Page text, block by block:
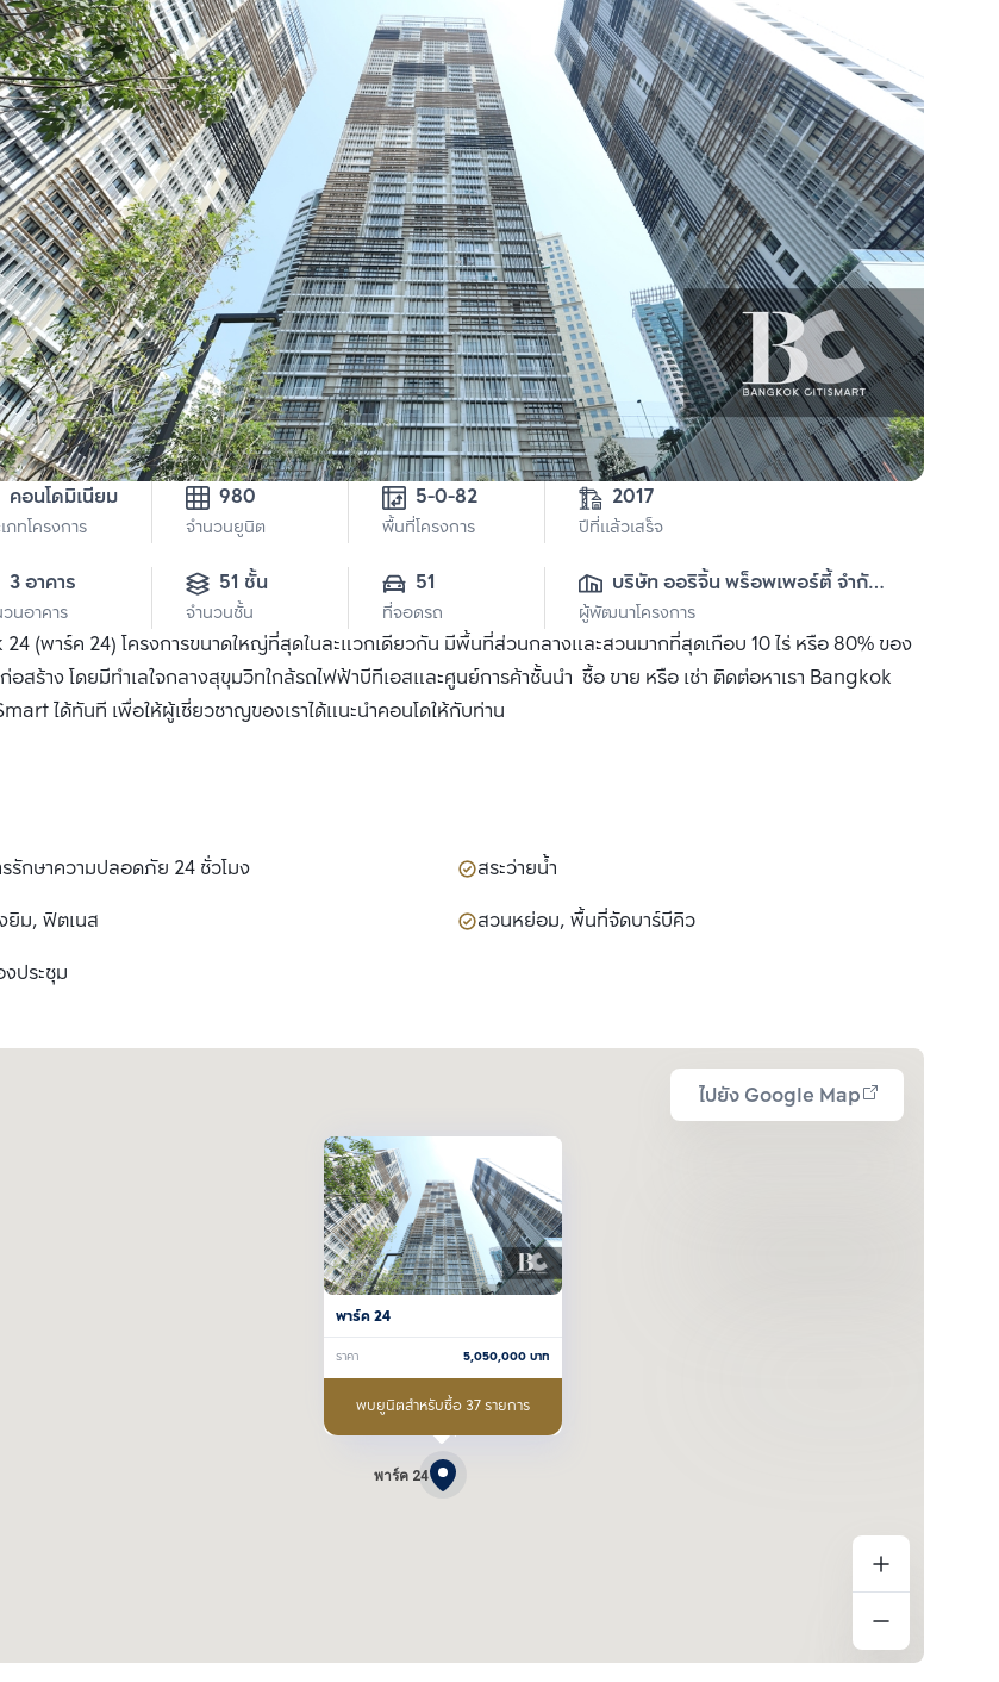
คอนโดมิเนียม
ภทโครงการ
980
จำนวนยูนิต พื้นที่โครงการ
2017
ปีที่แล้วเสร็จ
3 อาคาร
นอาคาร
51 ชั้น
จำนวนชั้น
51
ที่จอดรถ
บริษัท ออริจิ้น พร็อพเพอร์ตี้ จำกัด
(มหาชน)
ผู้พัฒนาโครงการ
24 (พาร์ค 24) โครงการขนาดใหญ่ที่สุดในละแวกเดียวกัน มีพื้นที่ส่วนกลางและสวนมากที่สุดเกือบ 10 ไร่ หรือ 80% ของ
สร้าง โดยมีทำเลใจกลางสุขุมวิทใกล้รถไฟฟ้าบีทีเอสและศูนย์การค้าชั้นนำ ซื้อ ขาย หรือ เช่า ติดต่อหาเรา Bangkok
ได้ทันที เพื่อให้ผู้เชี่ยวชาญของเราได้แนะนำคอนโดให้กับท่าน
รักษาความปลอดภัย 24 ชั่วโมง
สระว่ายน้ำ
ยิม, ฟิตเนส
สวนหย่อม, พื้นที่จัดบาร์บีคิว
ประชุม
ไปยัง Google Map
พาร์ค 24
พาร์ค 24
ราคา 5,050,000 บาท
พบยูนิตสำหรับซื้อ 37 รายการ